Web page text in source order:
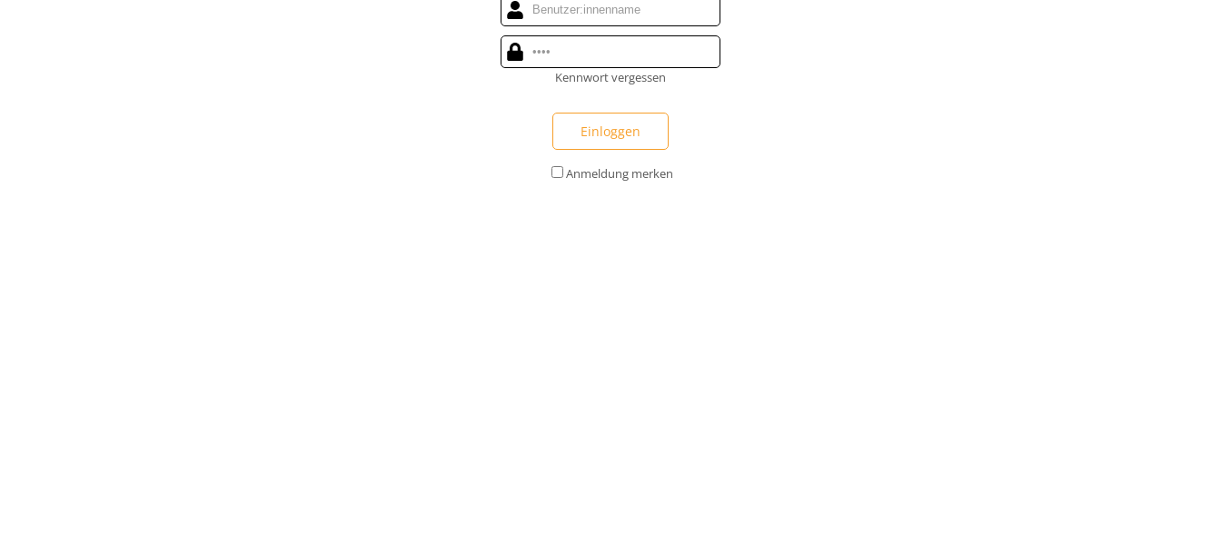
Kennwort vergessen
Einloggen
Anmeldung merken